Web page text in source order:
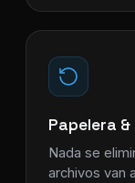
Papelera
Nada se
archivos van